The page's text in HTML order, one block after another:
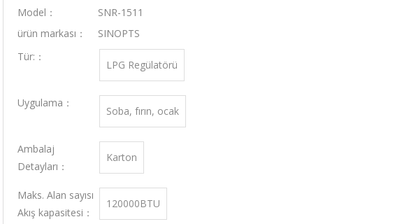
Model：
SNR-1511
ürün markası：
SINOPTS
Tür:：
LPG Regülatörü
Uygulama：
Soba, fırın, ocak
Ambalaj
Detayları：
Karton
Maks. Alan sayısı
Akış kapasitesi：
120000BTU